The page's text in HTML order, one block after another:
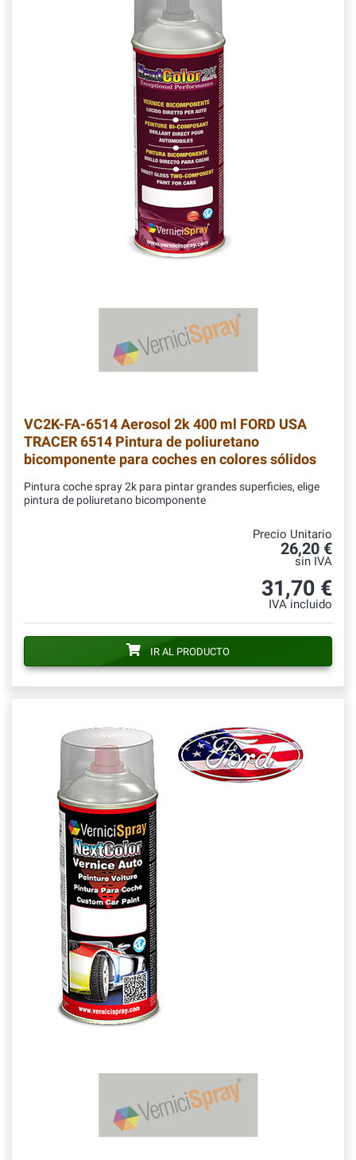
VC2K-FA-6514Aerosol 2k 400 ml FORD USA
TRACER 6514 Pintura de poliuretano
bicomponente para coches en colores sólidos
Pintura coche spray 2k para pintar grandes superficies, elige
pintura de poliuretano bicomponente
Precio Unitario
26,20 €
sin IVA
31,70 €
IVA incluido
IR AL PRODUCTO